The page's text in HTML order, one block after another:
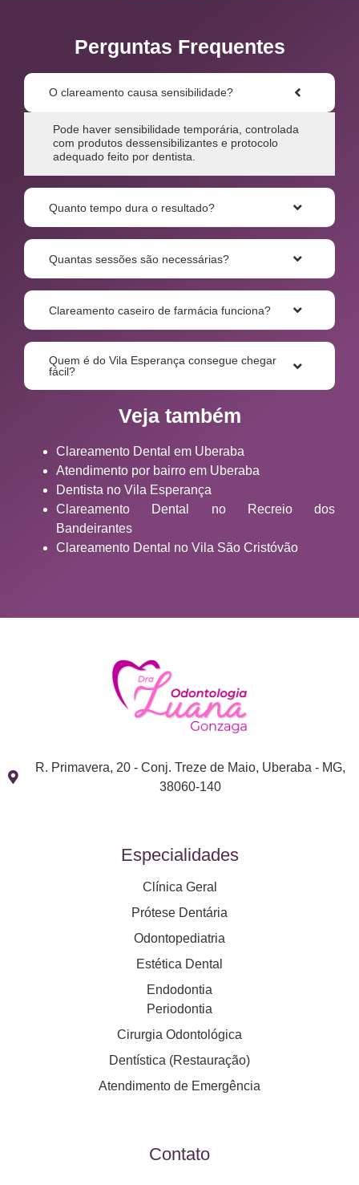
Perguntas Frequentes
O clareamento causa sensibilidade?
Pode haver sensibilidade temporária, controlada
com produtos dessensibilizantes e protocolo
adequado feito por dentista.
Quanto tempo dura o resultado?
Quantas sessões são necessárias?
Clareamento caseiro de farmácia funciona?
Quem é do Vila Esperança consegue chegar
fácil?
Veja também
Clareamento Dental em Uberaba
Atendimento por bairro em Uberaba
Dentista no Vila Esperança
Clareamento Dental no Recreio dos
Bandeirantes
Clareamento Dental no Vila São Cristóvão
R. Primavera, 20 - Conj. Treze de Maio, Uberaba - MG,
38060-140
Especialidades
Clínica Geral
Prótese Dentária
Odontopediatria
Estética Dental
Endodontia
Periodontia
Cirurgia Odontológica
Dentística (Restauração)
Atendimento de Emergência
Contato